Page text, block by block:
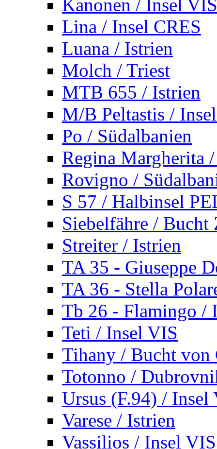
Kanonen / Insel VIS
Lina / Insel CRES
Luana / Istrien
Molch / Triest
MTB 655 / Istrien
M/B Peltastis /
Po / Südalbanien
Regina Margherita
Rovigno /
S 57 / Halbinsel
Siebelfähre / Bucht
Streiter / Istrien
TA 35 - Giuseppe
TA 36 - Stella
Tb 26 - Flamingo /
Teti / Insel VIS
Tihany / Bucht von
Totonno /
Ursus (F.94) / Insel
Varese / Istrien
Vassilios / Insel VIS